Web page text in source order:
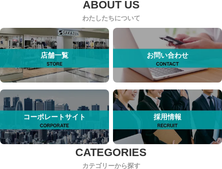
わたしたちについて
店舗一覧 お問い合わせ
コーポレートサイト 採用情報
カテゴリーから探す